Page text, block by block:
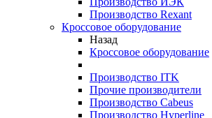
Производство Rexant
Кроссовое оборудование
Назад
Кроссовое оборудование
Производство ITK
Прочие производители
Производство Cabeus
Производство Hyperline